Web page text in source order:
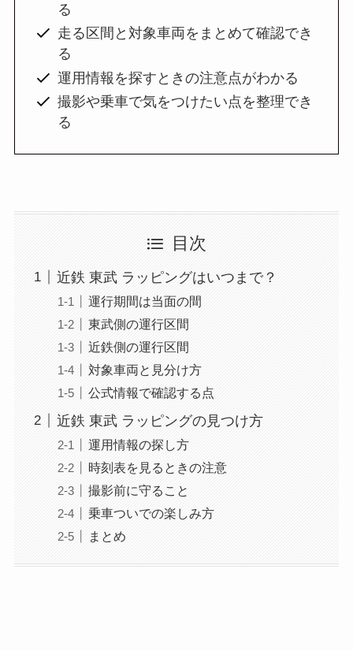
る
走る区間と対象車両をまとめて確認でき
る
運用情報を探すときの注意点がわかる
撮影や乗車で気をつけたい点を整理でき
る
目次
近鉄 東武 ラッピングはいつまで？
運行期間は当面の間
東武側の運行区間
近鉄側の運行区間
対象車両と見分け方
公式情報で確認する点
近鉄 東武 ラッピングの見つけ方
運用情報の探し方
時刻表を見るときの注意
撮影前に守ること
乗車ついでの楽しみ方
まとめ